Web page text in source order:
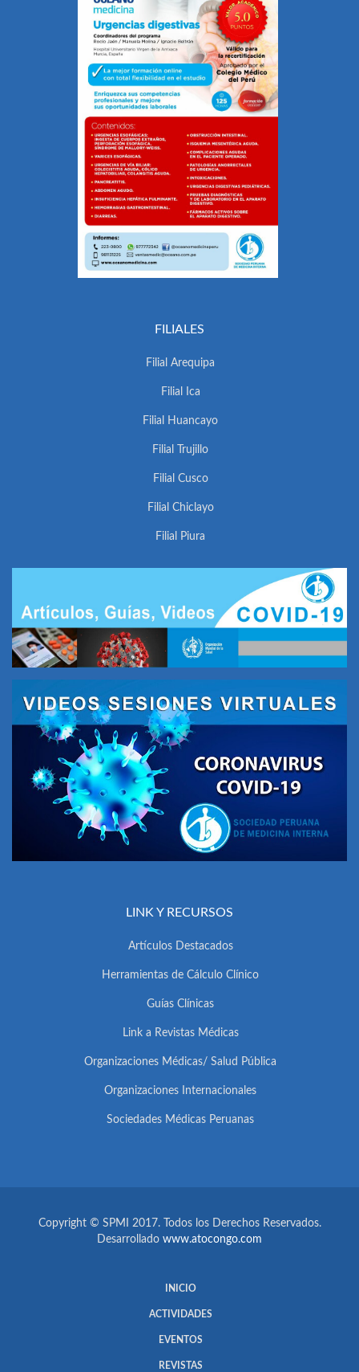
FILIALES
Filial Arequipa
Filial Ica
Filial Huancayo
Filial Trujillo
Filial Cusco
Filial Chiclayo
Filial Piura
LINK Y RECURSOS
Artículos Destacados
Herramientas de Cálculo Clínico
Guías Clínicas
Link a Revistas Médicas
Organizaciones Médicas/ Salud Pública
Organizaciones Internacionales
Sociedades Médicas Peruanas
Copyright © SPMI 2017. Todos los Derechos Reservados.
Desarrollado www.atocongo.com
INICIO
ACTIVIDADES
EVENTOS
REVISTAS